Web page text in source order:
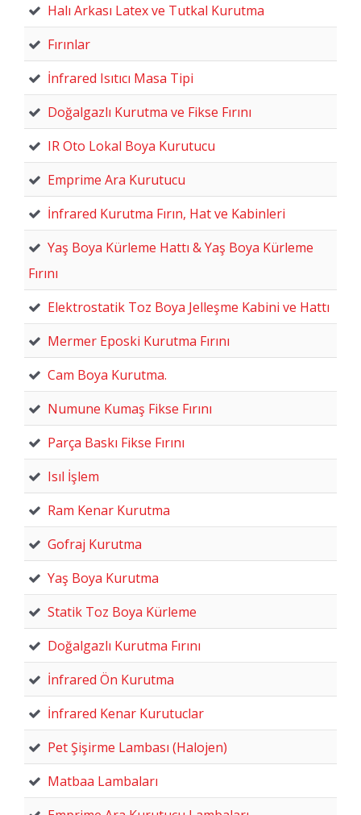
Halı Arkası Latex ve Tutkal Kurutma
Fırınlar
İnfrared Isıtıcı Masa Tipi
Doğalgazlı Kurutma ve Fikse Fırını
IR Oto Lokal Boya Kurutucu
Emprime Ara Kurutucu
İnfrared Kurutma Fırın, Hat ve Kabinleri
Yaş Boya Kürleme Hattı & Yaş Boya Kürleme
Fırını
Elektrostatik Toz Boya Jelleşme Kabini ve Hattı
Mermer Eposki Kurutma Fırını
Cam Boya Kurutma.
Numune Kumaş Fikse Fırını
Parça Baskı Fikse Fırını
Isıl İşlem
Ram Kenar Kurutma
Gofraj Kurutma
Yaş Boya Kurutma
Statik Toz Boya Kürleme
Doğalgazlı Kurutma Fırını
İnfrared Ön Kurutma
İnfrared Kenar Kurutuclar
Pet Şişirme Lambası (Halojen)
Matbaa Lambaları